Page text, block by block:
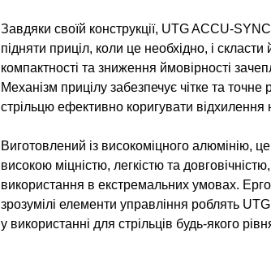
Завдяки своїй конструкції, UTG ACCU-
підняти приціл, коли це необхідно, і
компактності та зниження ймовірності
Механізм прицілу забезпечує чітке та
стрільцю ефективно коригувати відхилення
Виготовлений із високоміцного алюмінію,
високою міцністю, легкістю та
використання в екстремальних умовах.
зрозумілі елементи управління роблять
у використанні для стрільців будь-якого